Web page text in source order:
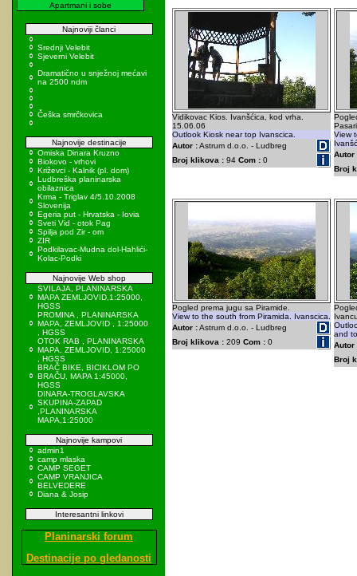
Apartmani i sobe
Najnoviji članci
Srednji Velebit
Sjeverni Velebit
Dramatično u snježnoj mećavi
na 2500 ndm
Češka smrčkovica
Najnovije destinacije
Omiska Dinara Kruzno
Biokovo - vrhovi
Križevci - Kalnik (pl. dom)
Ludbreška planinarska
obilaznica
Krma - Triglav 4/5.10.2008
Slovenija
Egeria put - Hrvatska - Iovia
Sveti Vid - otok Pag
Spilja pod Zir - om
ZIR
Podkilavac-Mudna dol-Hahlići-
Kolac-Podki
Najnovije Web shop
SVILAJA, PLANINARSKA
MAPA ZEMLJOVID,1:25000,
HGSS
PROMINA , PLANINARSKA
MAPA, ZEMLJOVID , 1:25000
, HGSS
OTOK RAB , PLANINARSKA
MAPA, ZEMLJOVID, 1:25000
, HGSS
BRAČ BIKE, BICIKLOM PO
BRAČU, MAPA 1:45000,
HGSS
DINARA-TROGLAVSKA
SKUPINA-ZAPAD
,PLANINARSKA
MAPA,1:25000
Najnovije kampovi
admin1
camp mlaska
CAMP SEGET
CAMP VRANJICA
BELVEDERE
Diana & Josip
Interesantni linkovi
Planinarski forum
Destinacije po gledanosti
Vidikovac Kios. Ivanšćica, kod vrha.
15.06.06
Outlook Kiosk near top Ivanscica.
Autor :Astrum d.o.o. - Ludbreg
Broj klikova : 94 Com : 0
View
Autor
Broj
Pogled prema jugu sa Piramide.
View to the south from Piramida. Ivanscica.
Autor :Astrum d.o.o. - Ludbreg
Broj klikova : 209 Com : 0
and
Autor
Broj